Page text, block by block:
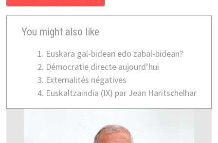
You might also like
Euskara gal-bidean edo zabal-bidean?
Démocratie directe aujourd’hui
Externalités négatives
Euskaltzaindia (IX) par Jean Haritschelhar